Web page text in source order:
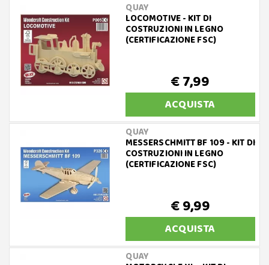
QUAY
LOCOMOTIVE - KIT DI
COSTRUZIONI IN LEGNO
(CERTIFICAZIONE FSC)
€ 7,99
ACQUISTA
QUAY
MESSERSCHMITT BF 109 - KIT DI
COSTRUZIONI IN LEGNO
(CERTIFICAZIONE FSC)
€ 9,99
ACQUISTA
QUAY